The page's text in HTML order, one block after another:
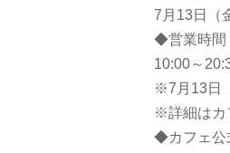
7月13日（
◆営業時間
10:00～
※7月13日
※詳細はカ
◆カフェ公